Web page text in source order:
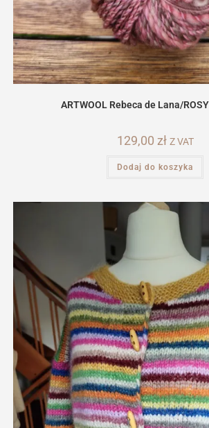
ARTWOOL Rebeca de Lana/
129,00 zł Z VAT
Dodaj do koszyka